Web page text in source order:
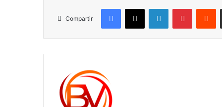
Compartir
Facebook
X LinkedInPinterest